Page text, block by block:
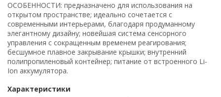
ОСОБЕННОСТИ: предназначено для использования на
открытом пространстве; идеально сочетается с
современными интерьерами, благодаря продуманному
элегантному дизайну; новейшая система сенсорного
управления с сокращенным временем реагирования;
бесшумное плавное закрывание крышки; внутренний
полипропиленовый контейнер; питание от встроенного Li-
Ion аккумулятора.
Характеристики